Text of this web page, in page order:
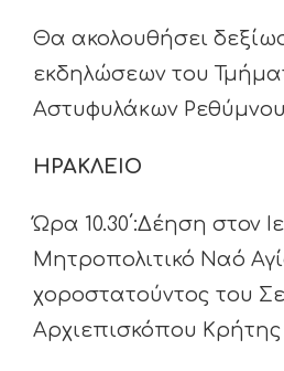
Θα ακολουθήσει
εκδηλώσεων του
Αστυφυλάκων
ΗΡΑΚΛΕΙΟ
Ώρα 10.30΄:Δέηση στον
Μητροπολιτικό Ναό
χοροστατούντος του
Αρχιεπισκόπου Κρήτης